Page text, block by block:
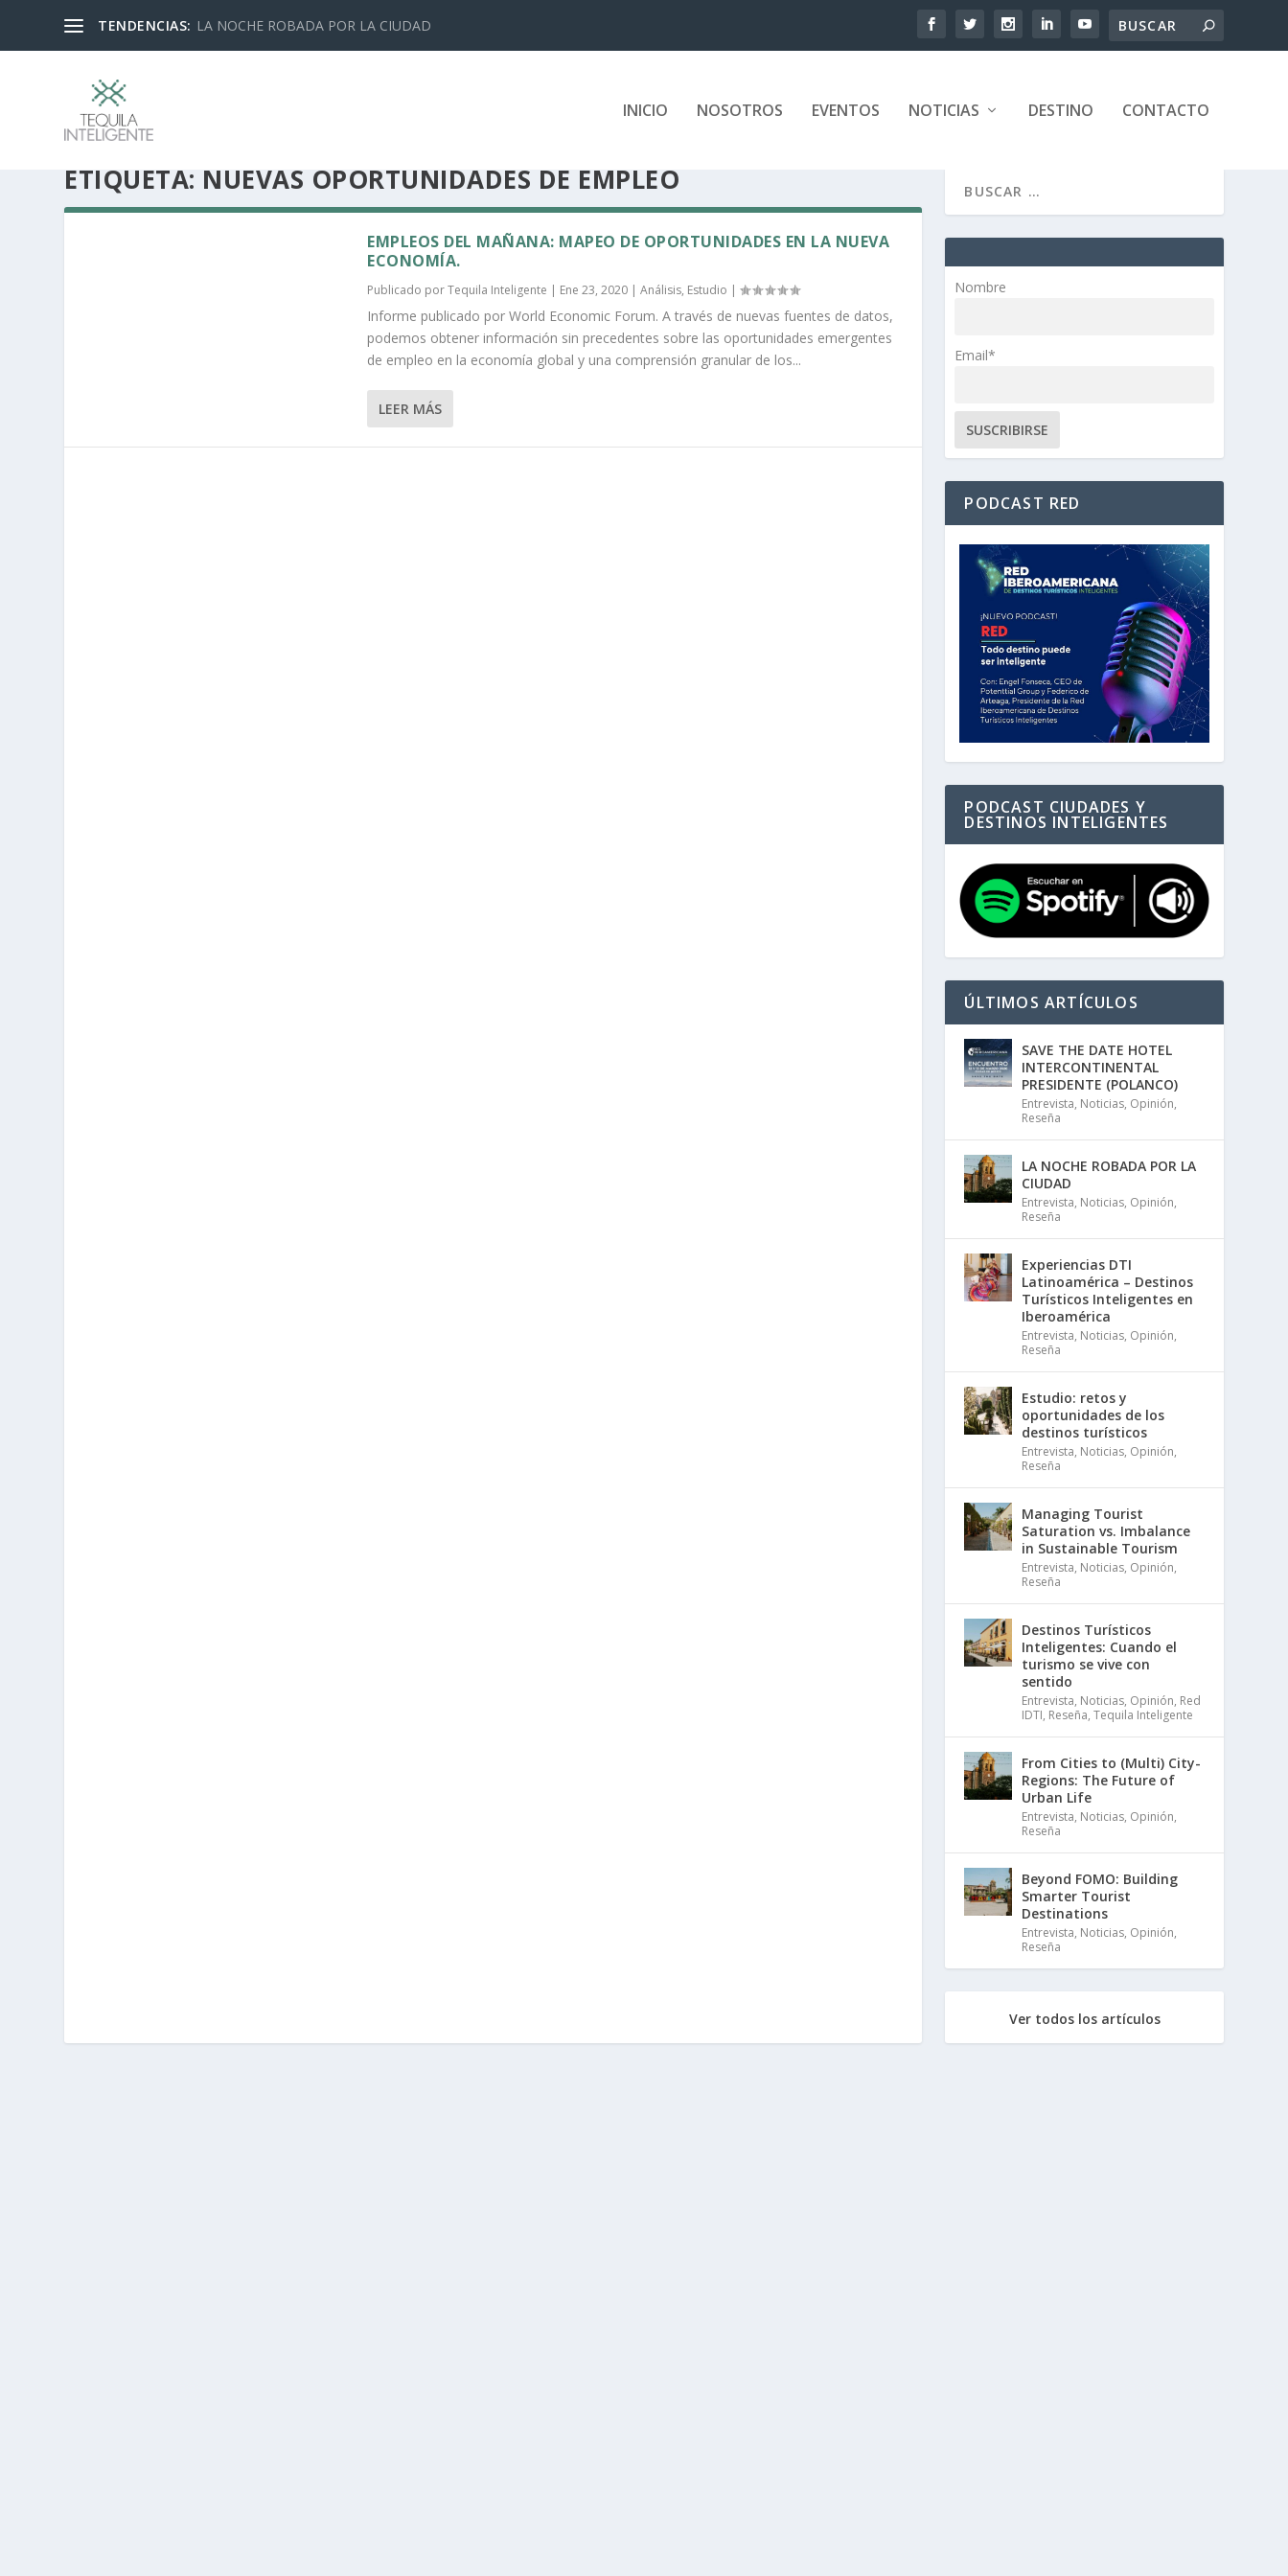
TENDENCIAS: LA NOCHE ROBADA POR LA CIUDAD
INICIO NOSOTROS EVENTOS NOTICIAS DESTINO CONTACTO
ETIQUETA: NUEVAS OPORTUNIDADES DE EMPLEO
EMPLEOS DEL MAÑANA: MAPEO DE OPORTUNIDADES EN LA NUEVA
ECONOMÍA.
Publicado porTequila Inteligente | Ene 23, 2020 |Análisis, Estudio |
Informe publicado por World Economic Forum. A través de nuevas fuentes de datos,
podemos obtener información sin precedentes sobre las oportunidades emergentes
de empleo en la economía global y una comprensión granular de los...
LEER MÁS
Nombre
Email*
PODCAST RED
PODCAST CIUDADES Y
DESTINOS INTELIGENTES
ÚLTIMOS ARTÍCULOS
SAVE THE DATE HOTEL
INTERCONTINENTAL
PRESIDENTE (POLANCO)
Entrevista, Noticias, Opinión,
Reseña
LA NOCHE ROBADA POR LA
CIUDAD
Entrevista, Noticias, Opinión,
Reseña
Experiencias DTI
Latinoamérica – Destinos
Turísticos Inteligentes en
Iberoamérica
Entrevista, Noticias, Opinión,
Reseña
Estudio: retos y
oportunidades de los
destinos turísticos
Entrevista, Noticias, Opinión,
Reseña
Managing Tourist
Saturation vs. Imbalance
in Sustainable Tourism
Entrevista, Noticias, Opinión,
Reseña
Destinos Turísticos
Inteligentes: Cuando el
turismo se vive con
sentido
Entrevista, Noticias, Opinión, Red
IDTI, Reseña,Tequila Inteligente
From Cities to (Multi) City-
Regions: The Future of
Urban Life
Entrevista, Noticias, Opinión,
Reseña
Beyond FOMO: Building
Smarter Tourist
Destinations
Entrevista, Noticias, Opinión,
Reseña
Ver todos los artículos